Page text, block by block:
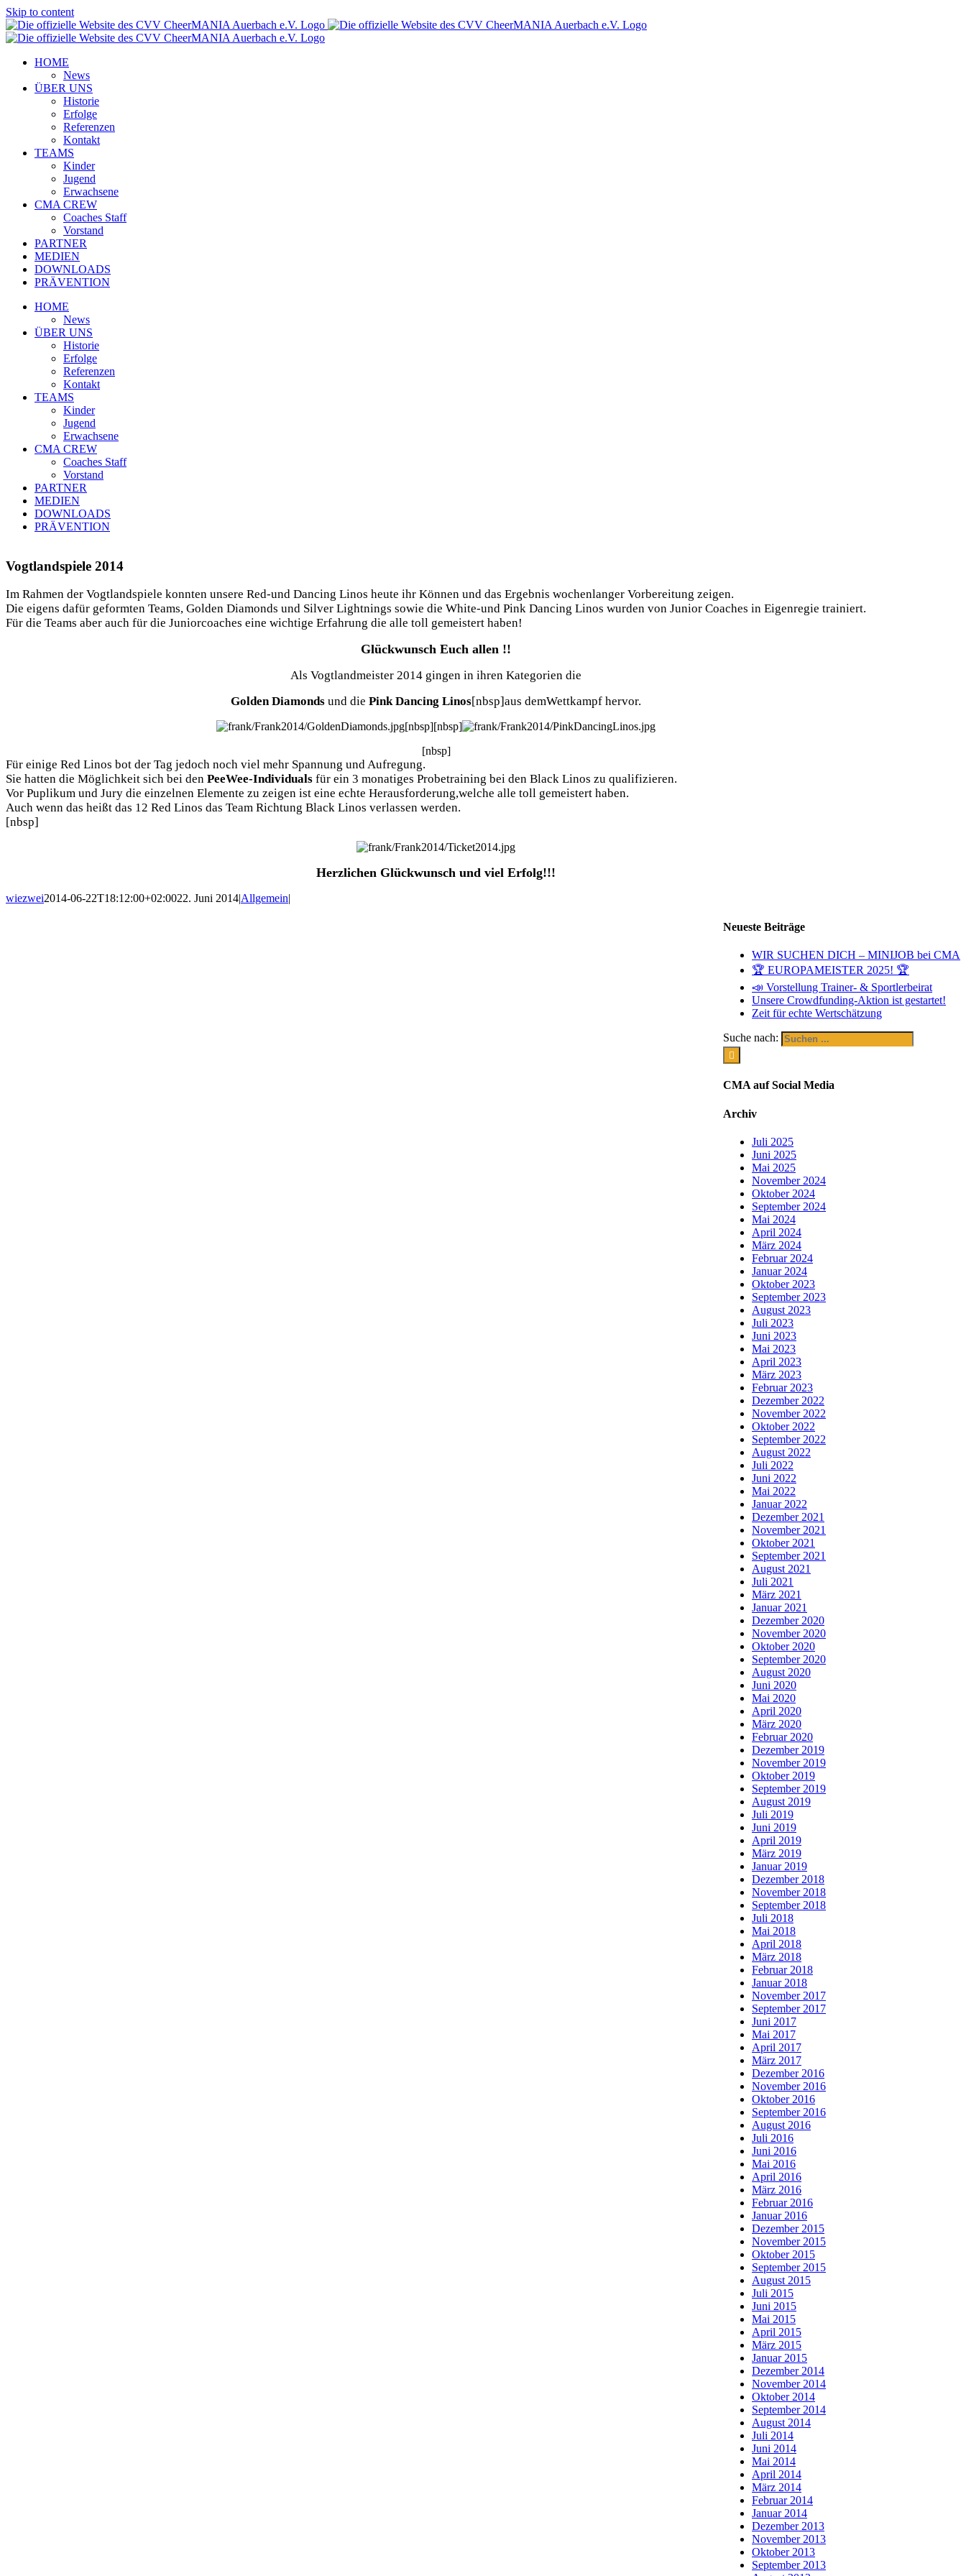
Skip to content
HOME
News
ÜBER UNS
Historie
Erfolge
Referenzen
Kontakt
TEAMS
Kinder
Jugend
Erwachsene
CMA CREW
Coaches Staff
Vorstand
PARTNER
MEDIEN
DOWNLOADS
PRÄVENTION
HOME
News
ÜBER UNS
Historie
Erfolge
Referenzen
Kontakt
TEAMS
Kinder
Jugend
Erwachsene
CMA CREW
Coaches Staff
Vorstand
PARTNER
MEDIEN
DOWNLOADS
PRÄVENTION
Vogtlandspiele 2014
Im Rahmen der Vogtlandspiele konnten unsere Red-und Dancing Linos heute ihr Können und das Ergebnis wochenlanger Vorbereitung zeigen.
Die eigens dafür geformten Teams, Golden Diamonds und Silver Lightnings sowie die White-und Pink Dancing Linos wurden von Junior Coaches in Eigenregie trainiert.
Für die Teams aber auch für die Juniorcoaches eine wichtige Erfahrung die alle toll gemeistert haben!
Glückwunsch Euch allen !!
Als Vogtlandmeister 2014 gingen in ihren Kategorien die
Golden Diamonds und die Pink Dancing Linos[nbsp]aus demWettkampf hervor.
[nbsp][nbsp]
[nbsp]
Für einige Red Linos bot der Tag jedoch noch viel mehr Spannung und Aufregung.
Sie hatten die Möglichkeit sich bei den PeeWee-Individuals für ein 3 monatiges Probetraining bei den Black Linos zu qualifizieren.
Vor Puplikum und Jury die einzelnen Elemente zu zeigen ist eine echte Herausforderung,welche alle toll gemeistert haben.
Auch wenn das heißt das 12 Red Linos das Team Richtung Black Linos verlassen werden.
[nbsp]
Herzlichen Glückwunsch und viel Erfolg!!!
wiezwei2014-06-22T18:12:00+02:0022. Juni 2014|Allgemein|
Neueste Beiträge
WIR SUCHEN DICH – MINIJOB bei CMA
🏆 EUROPAMEISTER 2025! 🏆
📣 Vorstellung Trainer- & Sportlerbeirat
Unsere Crowdfunding-Aktion ist gestartet!
Zeit für echte Wertschätzung
Suche nach:
CMA auf Social Media
Archiv
Juli 2025
Juni 2025
Mai 2025
November 2024
Oktober 2024
September 2024
Mai 2024
April 2024
März 2024
Februar 2024
Januar 2024
Oktober 2023
September 2023
August 2023
Juli 2023
Juni 2023
Mai 2023
April 2023
März 2023
Februar 2023
Dezember 2022
November 2022
Oktober 2022
September 2022
August 2022
Juli 2022
Juni 2022
Mai 2022
Januar 2022
Dezember 2021
November 2021
Oktober 2021
September 2021
August 2021
Juli 2021
März 2021
Januar 2021
Dezember 2020
November 2020
Oktober 2020
September 2020
August 2020
Juni 2020
Mai 2020
April 2020
März 2020
Februar 2020
Dezember 2019
November 2019
Oktober 2019
September 2019
August 2019
Juli 2019
Juni 2019
April 2019
März 2019
Januar 2019
Dezember 2018
November 2018
September 2018
Juli 2018
Mai 2018
April 2018
März 2018
Februar 2018
Januar 2018
November 2017
September 2017
Juni 2017
Mai 2017
April 2017
März 2017
Dezember 2016
November 2016
Oktober 2016
September 2016
August 2016
Juli 2016
Juni 2016
Mai 2016
April 2016
März 2016
Februar 2016
Januar 2016
Dezember 2015
November 2015
Oktober 2015
September 2015
August 2015
Juli 2015
Juni 2015
Mai 2015
April 2015
März 2015
Januar 2015
Dezember 2014
November 2014
Oktober 2014
September 2014
August 2014
Juli 2014
Juni 2014
Mai 2014
April 2014
März 2014
Februar 2014
Januar 2014
Dezember 2013
November 2013
Oktober 2013
September 2013